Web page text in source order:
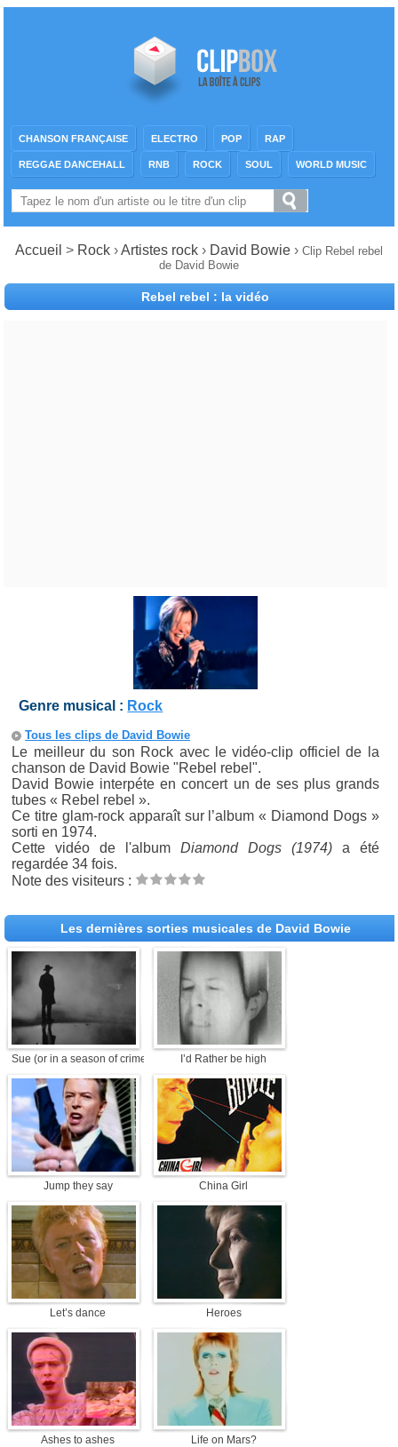
CHANSON FRANÇAISE ELECTRO POP RAP
REGGAE DANCEHALL RNB ROCK SOUL WORLD MUSIC
Accueil > Rock ›Artistes rock › David Bowie › Clip Rebel rebel
de David Bowie
Rebel rebel : la vidéo
Genre musical : Rock
Tous les clips de David Bowie
Le meilleur du son Rock avec le vidéo-clip officiel de la
chanson de David Bowie "Rebel rebel".
David Bowie interpéte en concert un de ses plus grands
tubes « Rebel rebel ».
Ce titre glam-rock apparaît sur l’album « Diamond Dogs »
sorti en 1974.
Cette vidéo de l'album Diamond Dogs (1974)a été
regardée 34 fois.
Note des visiteurs :
Les dernières sorties musicales de David Bowie
Sue (or in a season of crime) I’d Rather be high
Jump they say China Girl
Let’s dance Heroes
Ashes to ashes Life on Mars?